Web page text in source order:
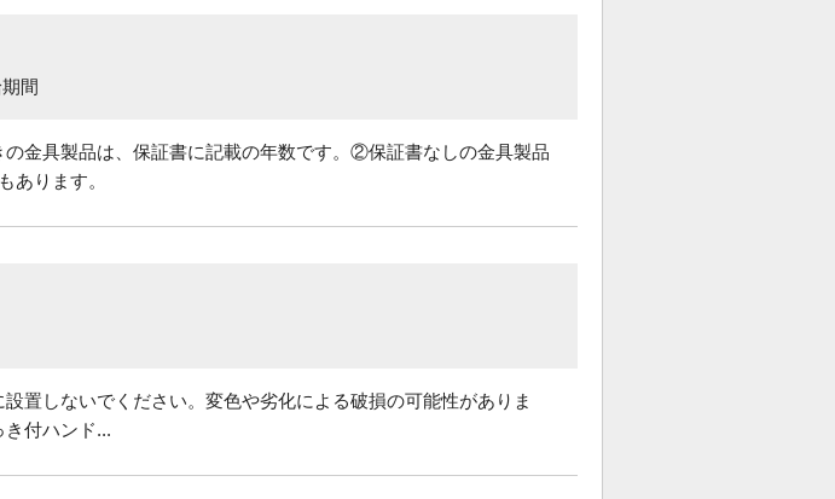
間
金具製品は、保証書に記載の年数です。②保証書なしの金具製品
あります。
置しないでください。変色や劣化による破損の可能性がありま
付ハンド...